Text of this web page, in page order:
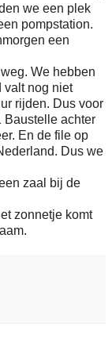
we een plek
pompstation.
een
We hebben
valt nog niet
rijden. Dus voor
Baustelle achter
En de file op
Dus we
zaal bij de
zonnetje komt